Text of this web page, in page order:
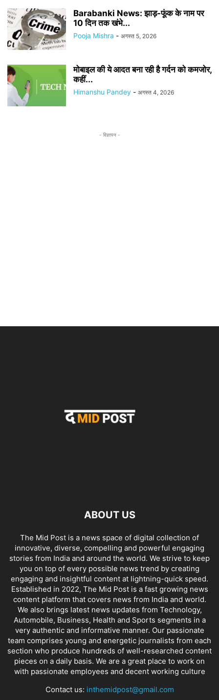
Barabanki News: झाड़-फूंक के नाम पर
10 दिन तक खंभे...
Pooja Mishra - अगस्त 5, 2026
मोबाइल की ये आदत बना रही है गर्दन को कमजोर,
कहीं...
Himanshu Pandey - अगस्त 4, 2026
- विज्ञापन -
ABOUT US
The Mid Post is a news space of digital collection of
innovative, diverse, compelling and powerful engaging
stories from India and around the world. We strive to keep
you on top of every possible news trend by creating
engaging and insightful content at lightning-quick speed.
Established in 2022, The Mid Post is a fast growing news
content platform that covers news from India and world.
We also brings latest news updates from Technology,
Automobile, Business, Health and Sports segments in a
very authentic and informative manner. Our passionate
team comprises young and energetic journalists from each
section who produce hundreds of well-researched content
pieces on a daily basis. We are a great place to work on
with passionate employees and decent working culture
Contact us: inthemidpost@gmail.com